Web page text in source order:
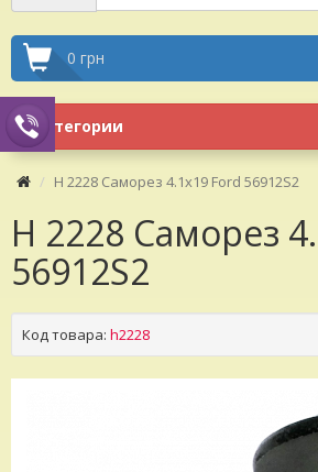
0 грн
Категории
H 2228 Саморез 4.1x19 Ford 56912S2
H 2228 Саморез
56912S2
Код товара: h2228